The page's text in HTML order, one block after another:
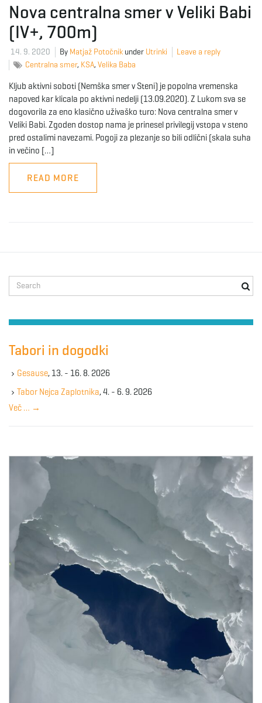
o
Nova centralna smer v Veliki Babi
(IV+, 700m)
14. 9. 2020 By Matjaž Potočnik under Utrinki
Leave a reply
Centralna smer, KSA, Velika Baba
Kljub aktivni soboti (Nemška smer v Steni) je popolna vremenska
napoved kar klicala po aktivni nedelji (13.09.2020). Z Lukom sva se
dogovorila za eno klasično uživaško turo: Nova centralna smer v
Veliki Babi. Zgoden dostop nama je prinesel privilegij vstopa v steno
pred ostalimi navezami. Pogoji za plezanje so bili odlični (skala suha
in večino […]
READ MORE
e
r
h
e
w
o
Tabori in dogodki
Gesause, 13. - 16. 8. 2026
Tabor Nejca Zaplotnika, 4. - 6. 9. 2026
Več … →